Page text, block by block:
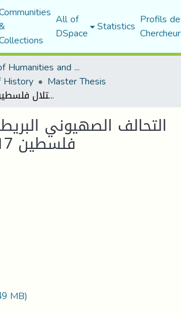
All of
DSpace Statistics Profils
Faculty of Humanities and Social Sciences
Master Thesis
التحالف الصهيوني البريطاني لاحتلال فلسطين 1917-1948م
التحالف الصهيوني
فلسطين 1917-1948م
MB)